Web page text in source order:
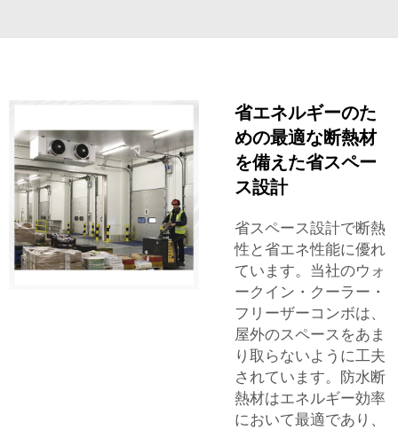
省エネルギーのた
めの最適な断熱材
を備えた省スペー
ス設計
省スペース設計で断熱
性と省エネ性能に優れ
ています。当社のウォ
ークイン・クーラー・
フリーザーコンボは、
屋外のスペースをあま
り取らないように工夫
されています。防水断
熱材はエネルギー効率
において最適であり、